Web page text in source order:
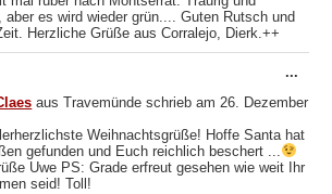
aber es wird wieder grün.... Guten Rutsch und
Herzliche Grüße aus Corralejo, Dierk.++
aus Travemünde schrieb am 26. Dezember
Weihnachtsgrüße! Hoffe Santa hat
gefunden und Euch reichlich beschert ...
Uwe PS: Grade erfreut gesehen wie weit Ihr
seid! Toll!
...
ein-/